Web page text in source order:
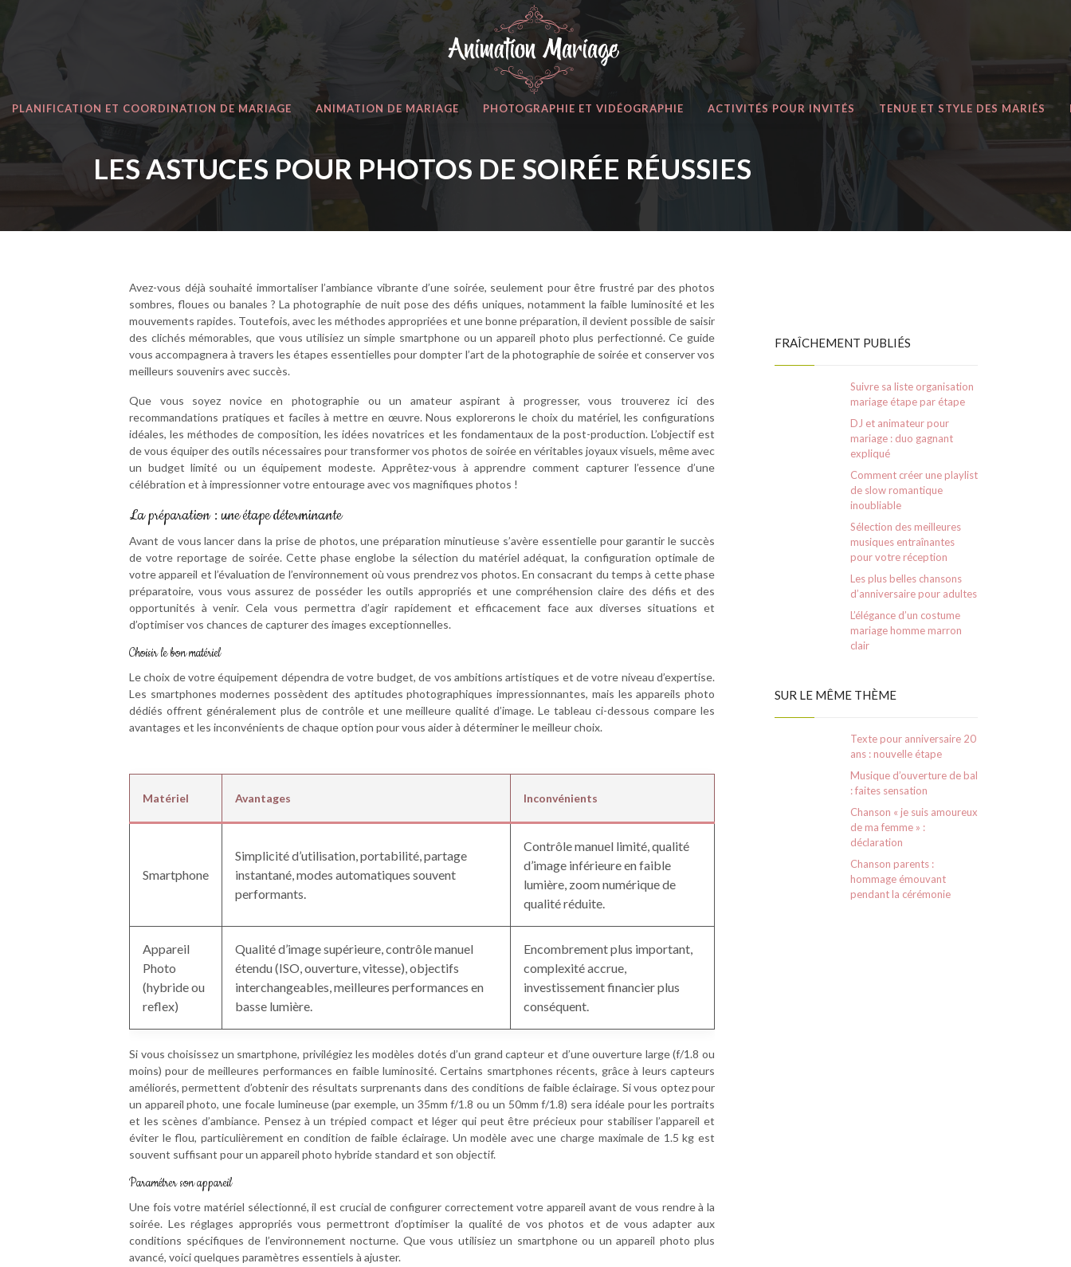
PLANIFICATION ET COORDINATION DE MARIAGE ANIMATION DE MARIAGE PHOTOGRAPHIE ET VIDÉOGRAPHIE ACTIVITÉS POUR INVITÉS TENUE ET STYLE DES MARIÉS
LES ASTUCES POUR PHOTOS DE SOIRÉE RÉUSSIES
Avez-vous déjà souhaité immortaliser l’ambiance vibrante d’une soirée, seulement pour être frustré par des photos
sombres, floues ou banales ? La photographie de nuit pose des défis uniques, notamment la faible luminosité et les
mouvements rapides. Toutefois, avec les méthodes appropriées et une bonne préparation, il devient possible de saisir
des clichés mémorables, que vous utilisiez un simple smartphone ou un appareil photo plus perfectionné. Ce guide
vous accompagnera à travers les étapes essentielles pour dompter l’art de la photographie de soirée et conserver vos
meilleurs souvenirs avec succès.
Que vous soyez novice en photographie ou un amateur aspirant à progresser, vous trouverez ici des
recommandations pratiques et faciles à mettre en œuvre. Nous explorerons le choix du matériel, les configurations
idéales, les méthodes de composition, les idées novatrices et les fondamentaux de la post-production. L’objectif est
de vous équiper des outils nécessaires pour transformer vos photos de soirée en véritables joyaux visuels, même avec
un budget limité ou un équipement modeste. Apprêtez-vous à apprendre comment capturer l’essence d’une
célébration et à impressionner votre entourage avec vos magnifiques photos !
La préparation : une étape déterminante
Avant de vous lancer dans la prise de photos, une préparation minutieuse s’avère essentielle pour garantir le succès
de votre reportage de soirée. Cette phase englobe la sélection du matériel adéquat, la configuration optimale de
votre appareil et l’évaluation de l’environnement où vous prendrez vos photos. En consacrant du temps à cette phase
préparatoire, vous vous assurez de posséder les outils appropriés et une compréhension claire des défis et des
opportunités à venir. Cela vous permettra d’agir rapidement et efficacement face aux diverses situations et
d’optimiser vos chances de capturer des images exceptionnelles.
Choisir le bon matériel
Le choix de votre équipement dépendra de votre budget, de vos ambitions artistiques et de votre niveau d’expertise.
Les smartphones modernes possèdent des aptitudes photographiques impressionnantes, mais les appareils photo
dédiés offrent généralement plus de contrôle et une meilleure qualité d’image. Le tableau ci-dessous compare les
avantages et les inconvénients de chaque option pour vous aider à déterminer le meilleur choix.
Matériel Avantages Inconvénients
Smartphone
Simplicité d’utilisation, portabilité, partage
instantané, modes automatiques souvent
performants.
Contrôle manuel limité, qualité
d’image inférieure en faible
lumière, zoom numérique de
qualité réduite.
Appareil
Photo
(hybride ou
reflex)
Qualité d’image supérieure, contrôle manuel
étendu (ISO, ouverture, vitesse), objectifs
interchangeables, meilleures performances en
basse lumière.
Encombrement plus important,
complexité accrue,
investissement financier plus
conséquent.
Si vous choisissez un smartphone, privilégiez les modèles dotés d’un grand capteur et d’une ouverture large (f/1.8 ou
moins) pour de meilleures performances en faible luminosité. Certains smartphones récents, grâce à leurs capteurs
améliorés, permettent d’obtenir des résultats surprenants dans des conditions de faible éclairage. Si vous optez pour
un appareil photo, une focale lumineuse (par exemple, un 35mm f/1.8 ou un 50mm f/1.8) sera idéale pour les portraits
et les scènes d’ambiance. Pensez à un trépied compact et léger qui peut être précieux pour stabiliser l’appareil et
éviter le flou, particulièrement en condition de faible éclairage. Un modèle avec une charge maximale de 1.5 kg est
souvent suffisant pour un appareil photo hybride standard et son objectif.
Paramétrer son appareil
Une fois votre matériel sélectionné, il est crucial de configurer correctement votre appareil avant de vous rendre à la
soirée. Les réglages appropriés vous permettront d’optimiser la qualité de vos photos et de vous adapter aux
conditions spécifiques de l’environnement nocturne. Que vous utilisiez un smartphone ou un appareil photo plus
avancé, voici quelques paramètres essentiels à ajuster.
FRAÎCHEMENT PUBLIÉS
Suivre sa liste organisation
mariage étape par étape
DJ et animateur pour
mariage : duo gagnant
expliqué
Comment créer une playlist
de slow romantique
inoubliable
Sélection des meilleures
musiques entraînantes
pour votre réception
Les plus belles chansons
d’anniversaire pour adultes
L’élégance d’un costume
mariage homme marron
clair
SUR LE MÊME THÈME
Texte pour anniversaire 20
ans : nouvelle étape
Musique d’ouverture de bal
: faites sensation
Chanson « je suis amoureux
de ma femme » :
déclaration
Chanson parents :
hommage émouvant
pendant la cérémonie